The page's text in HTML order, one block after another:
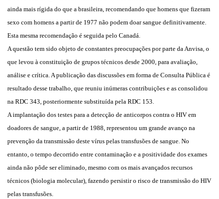
ainda mais rígida do que a brasileira, recomendando que homens que fizeram
sexo com homens a partir de 1977 não podem doar sangue definitivamente.
Esta mesma recomendação é seguida pelo Canadá.
A questão tem sido objeto de constantes preocupações por parte da Anvisa, o
que levou à constituição de grupos técnicos desde 2000, para avaliação,
análise e crítica. A publicação das discussões em forma de Consulta Pública é
resultado desse trabalho, que reuniu inúmeras contribuições e as consolidou
na RDC 343, posteriormente substituída pela RDC 153.
A implantação dos testes para a detecção de anticorpos contra o HIV em
doadores de sangue, a partir de 1988, representou um grande avanço na
prevenção da transmissão deste vírus pelas transfusões de sangue. No
entanto, o tempo decorrido entre contaminação e a positividade dos exames
ainda não pôde ser eliminado, mesmo com os mais avançados recursos
técnicos (biologia molecular), fazendo persistir o risco de transmissão do HIV
pelas transfusões.